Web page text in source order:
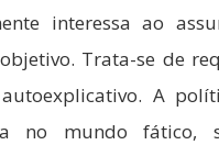
interessa ao
Trata-se de
A
no mundo fático,